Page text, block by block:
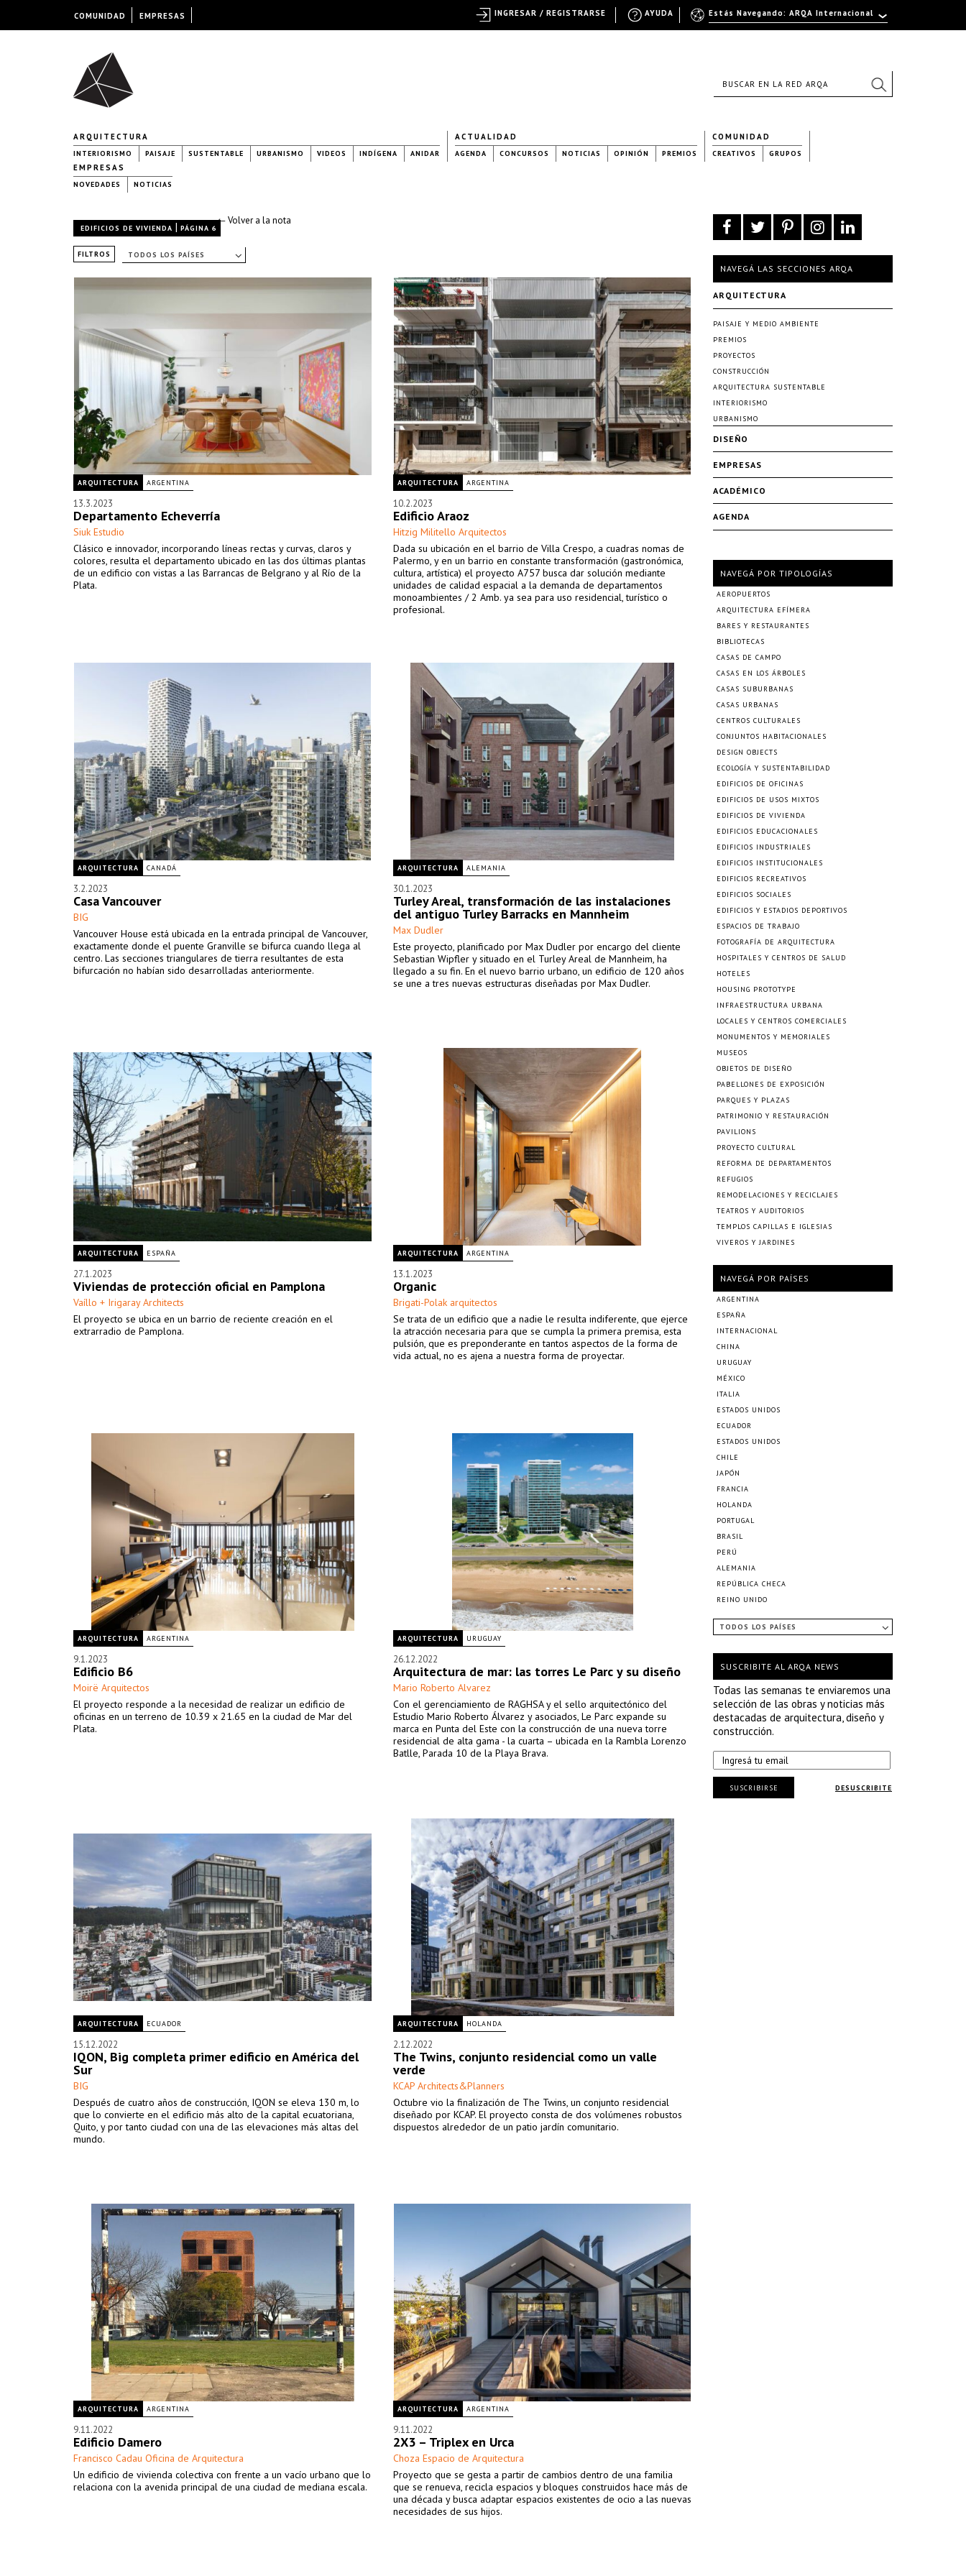
ARQUITECTURA
INTERIORISMO PAISAJE SUSTENTABLE URBANISMO VIDEOS INDÍGENA ANIDAR
ACTUALIDAD
AGENDA CONCURSOS NOTICIAS OPINIÓN PREMIOS
COMUNIDAD
CREATIVOS GRUPOS
EMPRESAS
NOVEDADES NOTICIAS
← Volver a la nota
EDIFICIOS DE VIVIENDA | PÁGINA 6
FILTROS TODOS LOS PAÍSES
ARQUITECTURA ARGENTINA
13.3.2023
Departamento Echeverría
Siuk Estudio
Clásico e innovador, incorporando líneas rectas y curvas, claros y
colores, resulta el departamento ubicado en las dos últimas plantas
de un edificio con vistas a las Barrancas de Belgrano y al Río de la
Plata.
ARQUITECTURA ARGENTINA
10.2.2023
Edificio Araoz
Hitzig Militello Arquitectos
Dada su ubicación en el barrio de Villa Crespo, a cuadras nomas de
Palermo, y en un barrio en constante transformación (gastronómica,
cultura, artística) el proyecto A757 busca dar solución mediante
unidades de calidad espacial a la demanda de departamentos
monoambientes / 2 Amb. ya sea para uso residencial, turístico o
profesional.
ARQUITECTURA CANADÁ
3.2.2023
Casa Vancouver
BIG
Vancouver House está ubicada en la entrada principal de Vancouver,
exactamente donde el puente Granville se bifurca cuando llega al
centro. Las secciones triangulares de tierra resultantes de esta
bifurcación no habían sido desarrolladas anteriormente.
ARQUITECTURA ALEMANIA
30.1.2023
Turley Areal, transformación de las instalaciones
del antiguo Turley Barracks en Mannheim
Max Dudler
Este proyecto, planificado por Max Dudler por encargo del cliente
Sebastian Wipfler y situado en el Turley Areal de Mannheim, ha
llegado a su fin. En el nuevo barrio urbano, un edificio de 120 años
se une a tres nuevas estructuras diseñadas por Max Dudler.
ARQUITECTURA ESPAÑA
27.1.2023
Viviendas de protección oficial en Pamplona
Vaíllo + Irigaray Architects
El proyecto se ubica en un barrio de reciente creación en el
extrarradio de Pamplona.
ARQUITECTURA ARGENTINA
13.1.2023
Organic
Brigati-Polak arquitectos
Se trata de un edificio que a nadie le resulta indiferente, que ejerce
la atracción necesaria para que se cumpla la primera premisa, esta
pulsión, que es preponderante en tantos aspectos de la forma de
vida actual, no es ajena a nuestra forma de proyectar.
ARQUITECTURA ARGENTINA
9.1.2023
Edificio B6
Moirë Arquitectos
El proyecto responde a la necesidad de realizar un edificio de
oficinas en un terreno de 10.39 x 21.65 en la ciudad de Mar del
Plata.
ARQUITECTURA URUGUAY
26.12.2022
Arquitectura de mar: las torres Le Parc y su diseño
Mario Roberto Alvarez
Con el gerenciamiento de RAGHSA y el sello arquitectónico del
Estudio Mario Roberto Álvarez y asociados, Le Parc expande su
marca en Punta del Este con la construcción de una nueva torre
residencial de alta gama - la cuarta – ubicada en la Rambla Lorenzo
Batlle, Parada 10 de la Playa Brava.
ARQUITECTURA ECUADOR
15.12.2022
IQON, Big completa primer edificio en América del
Sur
BIG
Después de cuatro años de construcción, IQON se eleva 130 m, lo
que lo convierte en el edificio más alto de la capital ecuatoriana,
Quito, y por tanto ciudad con una de las elevaciones más altas del
mundo.
ARQUITECTURA HOLANDA
2.12.2022
The Twins, conjunto residencial como un valle
verde
KCAP Architects&Planners
Octubre vio la finalización de The Twins, un conjunto residencial
diseñado por KCAP. El proyecto consta de dos volúmenes robustos
dispuestos alrededor de un patio jardín comunitario.
ARQUITECTURA ARGENTINA
9.11.2022
Edificio Damero
Francisco Cadau Oficina de Arquitectura
Un edificio de vivienda colectiva con frente a un vacío urbano que lo
relaciona con la avenida principal de una ciudad de mediana escala.
ARQUITECTURA ARGENTINA
9.11.2022
2X3 – Triplex en Urca
Choza Espacio de Arquitectura
Proyecto que se gesta a partir de cambios dentro de una familia
que se renueva, recicla espacios y bloques construidos hace más de
una década y busca adaptar espacios existentes de ocio a las nuevas
necesidades de sus hijos.
NAVEGÁ LAS SECCIONES ARQA
ARQUITECTURA
PAISAJE Y MEDIO AMBIENTE
PREMIOS
PROYECTOS
CONSTRUCCIÓN
ARQUITECTURA SUSTENTABLE
INTERIORISMO
URBANISMO
DISEÑO
EMPRESAS
ACADÉMICO
AGENDA
NAVEGÁ POR TIPOLOGÍAS
AEROPUERTOS
ARQUITECTURA EFÍMERA
BARES Y RESTAURANTES
BIBLIOTECAS
CASAS DE CAMPO
CASAS EN LOS ÁRBOLES
CASAS SUBURBANAS
CASAS URBANAS
CENTROS CULTURALES
CONJUNTOS HABITACIONALES
DESIGN OBJECTS
ECOLOGÍA Y SUSTENTABILIDAD
EDIFICIOS DE OFICINAS
EDIFICIOS DE USOS MIXTOS
EDIFICIOS DE VIVIENDA
EDIFICIOS EDUCACIONALES
EDIFICIOS INDUSTRIALES
EDIFICIOS INSTITUCIONALES
EDIFICIOS RECREATIVOS
EDIFICIOS SOCIALES
EDIFICIOS Y ESTADIOS DEPORTIVOS
ESPACIOS DE TRABAJO
FOTOGRAFÍA DE ARQUITECTURA
HOSPITALES Y CENTROS DE SALUD
HOTELES
HOUSING PROTOTYPE
INFRAESTRUCTURA URBANA
LOCALES Y CENTROS COMERCIALES
MONUMENTOS Y MEMORIALES
MUSEOS
OBJETOS DE DISEÑO
PABELLONES DE EXPOSICIÓN
PARQUES Y PLAZAS
PATRIMONIO Y RESTAURACIÓN
PAVILIONS
PROYECTO CULTURAL
REFORMA DE DEPARTAMENTOS
REFUGIOS
REMODELACIONES Y RECICLAJES
TEATROS Y AUDITORIOS
TEMPLOS CAPILLAS E IGLESIAS
VIVEROS Y JARDINES
NAVEGÁ POR PAÍSES
ARGENTINA
ESPAÑA
INTERNACIONAL
CHINA
URUGUAY
MÉXICO
ITALIA
ESTADOS UNIDOS
ECUADOR
ESTADOS UNIDOS
CHILE
JAPÓN
FRANCIA
HOLANDA
PORTUGAL
BRASIL
PERÚ
ALEMANIA
REPÚBLICA CHECA
REINO UNIDO
TODOS LOS PAÍSES
SUSCRIBITE AL ARQA NEWS
Todas las semanas te enviaremos una
selección de las obras y noticias más
destacadas de arquitectura, diseño y
construcción.
DESUSCRIBITE
SUSCRIBIRSE
COMUNIDAD EMPRESAS Estás Navegando: ARQA Internacional
AYUDA
INGRESAR / REGISTRARSE